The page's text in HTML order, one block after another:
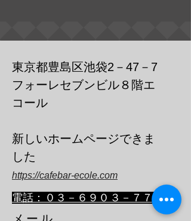
東京都豊島区池袋2－47－7
フォーレセブンビル８階エ
コール
​新しいホームページできま
した
https://cafebar-ecole.com
​電話：０３－６９０３－７７３６